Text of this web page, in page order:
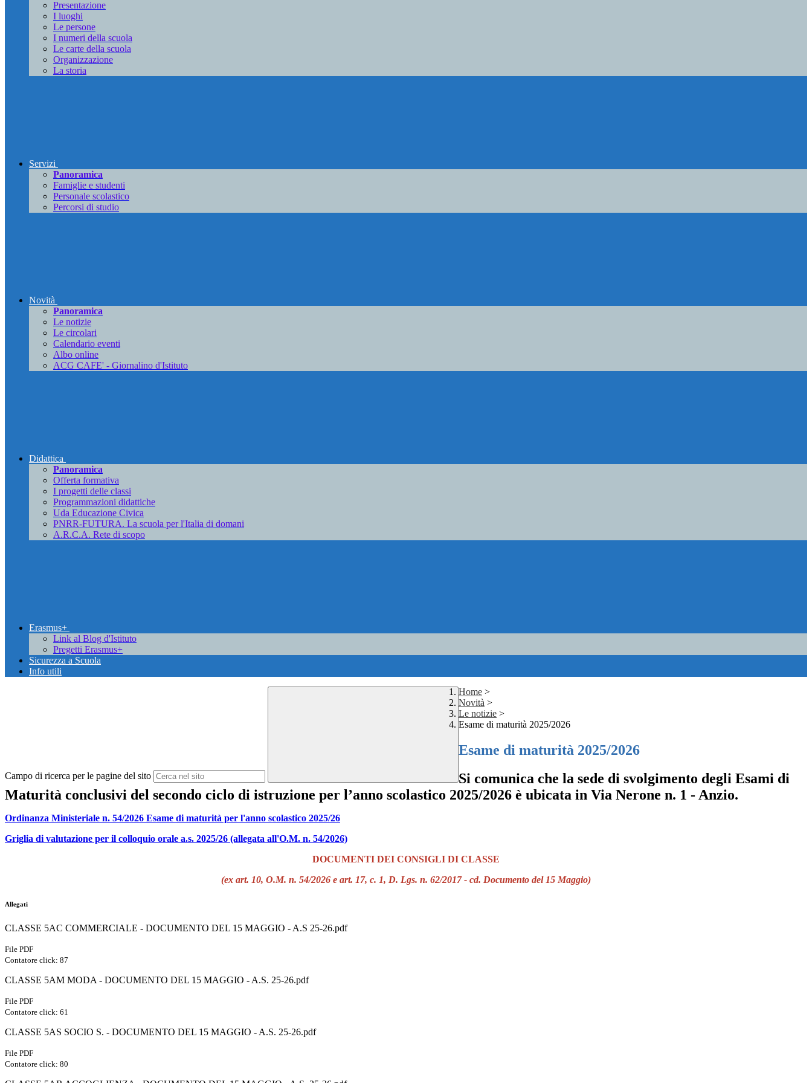
Presentazione
I luoghi
Le persone
I numeri della scuola
Le carte della scuola
Organizzazione
La storia
Servizi
Panoramica
Famiglie e studenti
Personale scolastico
Percorsi di studio
Novità
Panoramica
Le notizie
Le circolari
Calendario eventi
Albo online
ACG CAFE' - Giornalino d'Istituto
Didattica
Panoramica
Offerta formativa
I progetti delle classi
Programmazioni didattiche
Uda Educazione Civica
PNRR-FUTURA. La scuola per l'Italia di domani
A.R.C.A. Rete di scopo
Erasmus+
Link al Blog d'Istituto
Pregetti Erasmus+
Sicurezza a Scuola
Info utili
Campo di ricerca per le pagine del sito
Home >
Novità >
Le notizie >
Esame di maturità 2025/2026
Esame di maturità 2025/2026
Si comunica che la sede di svolgimento degli Esami di
Maturità conclusivi del secondo ciclo di istruzione per l’anno scolastico 2025/2026 è ubicata in Via Nerone n. 1 - Anzio.
Ordinanza Ministeriale n. 54/2026 Esame di maturità per l'anno scolastico 2025/26
Griglia di valutazione per il colloquio orale a.s. 2025/26 (allegata all'O.M. n. 54/2026)
DOCUMENTI DEI CONSIGLI DI CLASSE
(ex art. 10, O.M. n. 54/2026 e art. 17, c. 1, D. Lgs. n. 62/2017 - cd. Documento del 15 Maggio)
Allegati
CLASSE 5AC COMMERCIALE - DOCUMENTO DEL 15 MAGGIO - A.S 25-26.pdf
File PDF
Contatore click: 87
CLASSE 5AM MODA - DOCUMENTO DEL 15 MAGGIO - A.S. 25-26.pdf
File PDF
Contatore click: 61
CLASSE 5AS SOCIO S. - DOCUMENTO DEL 15 MAGGIO - A.S. 25-26.pdf
File PDF
Contatore click: 80